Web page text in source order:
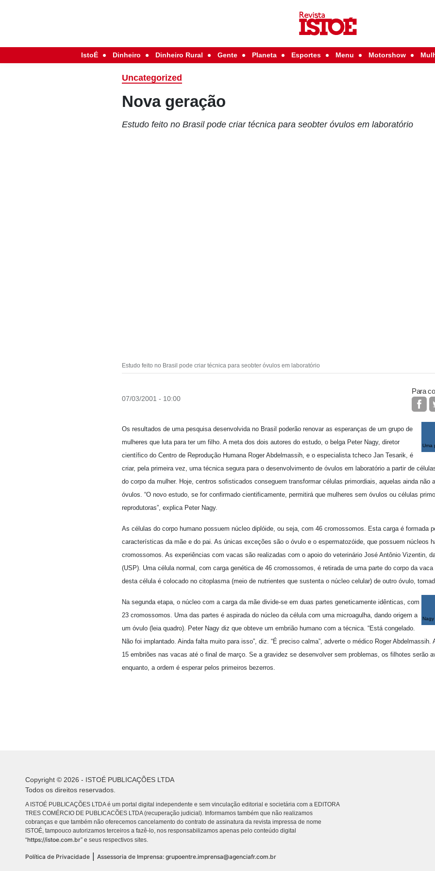
IstoÉ Dinheiro Dinheiro Rural Gente Planeta Esportes Menu Motorshow
Uncategorized
Nova geração
Estudo feito no Brasil pode criar técnica para seobter óvulos em laboratório
Estudo feito no Brasil pode criar técnica para seobter óvulos em laboratório
07/03/2001 - 10:00
Para
Uma
Os resultados de uma pesquisa desenvolvida no Brasil poderão renovar as esperanças de um grupo de
mulheres que luta para ter um filho. A meta dos dois autores do estudo, o belga Peter Nagy, diretor
científico do Centro de Reprodução Humana Roger Abdelmassih, e o especialista tcheco Jan Tesarik, é
criar, pela primeira vez, uma técnica segura para o desenvolvimento de óvulos em laboratório a partir de
do corpo da mulher. Hoje, centros sofisticados conseguem transformar células primordiais, aquelas ainda não
óvulos. “O novo estudo, se for confirmado cientificamente, permitirá que mulheres sem óvulos ou células
reprodutoras”, explica Peter Nagy.
As células do corpo humano possuem núcleo diplóide, ou seja, com 46 cromossomos. Esta carga é formada
características da mãe e do pai. As únicas exceções são o óvulo e o espermatozóide, que possuem núcleos
cromossomos. As experiências com vacas são realizadas com o apoio do veterinário José Antônio Vizentin,
(USP). Uma célula normal, com carga genética de 46 cromossomos, é retirada de uma parte do corpo da
desta célula é colocado no citoplasma (meio de nutrientes que sustenta o núcleo celular) de outro óvulo,
Nagy
Na segunda etapa, o núcleo com a carga da mãe divide-se em duas partes geneticamente idênticas, com
23 cromossomos. Uma das partes é aspirada do núcleo da célula com uma microagulha, dando origem a
um óvulo (leia quadro). Peter Nagy diz que obteve um embrião humano com a técnica. “Está congelado.
Não foi implantado. Ainda falta muito para isso”, diz. “É preciso calma”, adverte o médico Roger Abdelmassih.
15 embriões nas vacas até o final de março. Se a gravidez se desenvolver sem problemas, os filhotes serão
enquanto, a ordem é esperar pelos primeiros bezerros.
Copyright © 2026 - ISTOÉ PUBLICAÇÕES LTDA
Todos os direitos reservados.
A ISTOÉ PUBLICAÇÕES LTDA é um portal digital independente e sem vinculação editorial e societária com a EDITORA
TRES COMÉRCIO DE PUBLICACÕES LTDA (recuperação judicial). Informamos também que não realizamos
cobranças e que também não oferecemos cancelamento do contrato de assinatura da revista impressa de nome
ISTOÉ, tampouco autorizamos terceiros a fazê-lo, nos responsabilizamos apenas pelo conteúdo digital
“https://istoe.com.br” e seus respectivos sites.
Política de Privacidade Assessoria de Imprensa: grupoentre.imprensa@agenciafr.com.br